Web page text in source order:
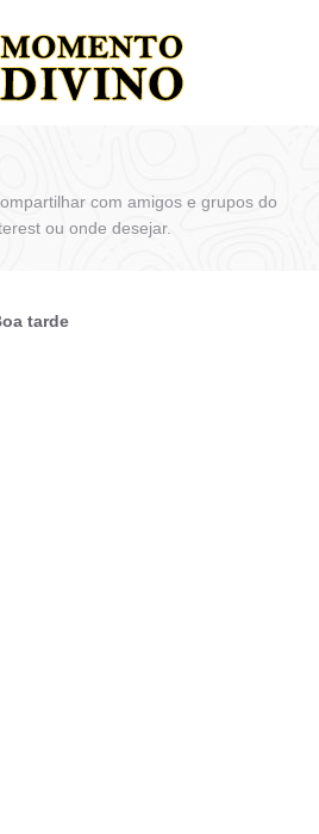
com amigos e grupos do
ou onde desejar.
tarde